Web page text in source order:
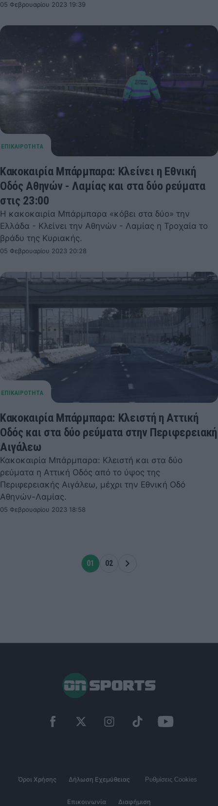
05 Φεβρουαρίου 2023 19:39
Κακοκαιρία Μπάρμπαρα: Κλείνει η Εθνική
Οδός Αθηνών - Λαμίας και στα δύο ρεύματα
στις 23:00
Η κακοκαιρία Μπάρμπαρα «κόβει στα δύο» την
Ελλάδα - Κλείνει την Αθηνών - Λαμίας η Τροχαία το
βράδυ της Κυριακής.
05 Φεβρουαρίου 2023 20:28
Κακοκαιρία Μπάρμπαρα: Κλειστή η Αττική
Οδός και στα δύο ρεύματα στην Περιφερειακή
Αιγάλεω
Κακοκαιρία Μπάρμπαρα: Κλειστή και στα δύο
ρεύματα η Αττική Οδός από το ύψος της
Περιφερειακής Αιγάλεω, μέχρι την Εθνική Οδό
Αθηνών-Λαμίας.
05 Φεβρουαρίου 2023 18:58
01 02
Όροι Χρήσης Δήλωση Εχεμύθειας Ρυθμίσεις Cookies
Επικοινωνία Διαφήμιση